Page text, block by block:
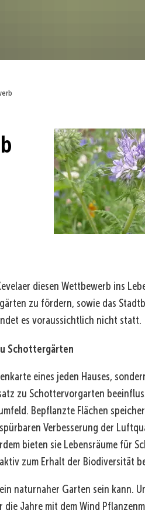
diesen Wettbewerb ins
zu fördern, sowie das
es voraussichtlich nicht statt.
Schottergärten
eines jeden Hauses,
zu Schottervorgarten
Bepflanzte Flächen
Verbesserung der
bieten sie Lebensräume für
zum Erhalt der Biodiversität
naturnaher Garten sein kann.
Jahre mit dem Wind